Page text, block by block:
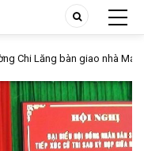
nhà Mái ấm nông dân